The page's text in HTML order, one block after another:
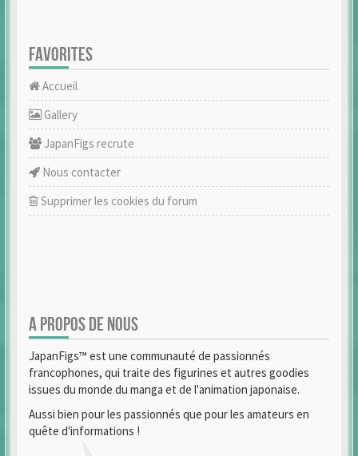
FAVORITES
Accueil
Gallery
JapanFigs recrute
Nous contacter
Supprimer les cookies du forum
A PROPOS DE NOUS
JapanFigs™ est une communauté de passionnés
francophones, qui traite des figurines et autres goodies
issues du monde du manga et de l'animation japonaise.
Aussi bien pour les passionnés que pour les amateurs en
quête d'informations !